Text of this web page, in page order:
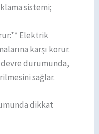
sistemi;
Elektrik
karşı korur.
devre durumunda,
sağlar.
dikkat